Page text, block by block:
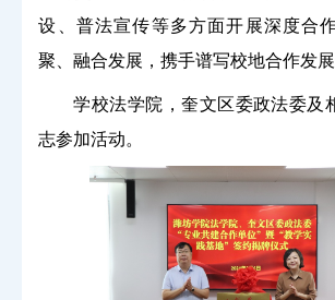
设、普法宣传等多方面开展深度合
聚、融合发展，携手谱写校地合作发展
学校法学院，奎文区委政法委及
志参加活动。